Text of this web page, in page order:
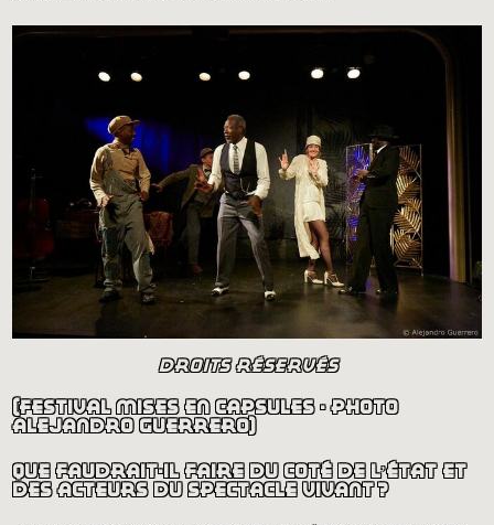
droits réservés
(festival mises en capsules - photo
alejandro guerrero)
que faudrait-il faire du côté de l’état et
des acteurs du spectacle vivant?